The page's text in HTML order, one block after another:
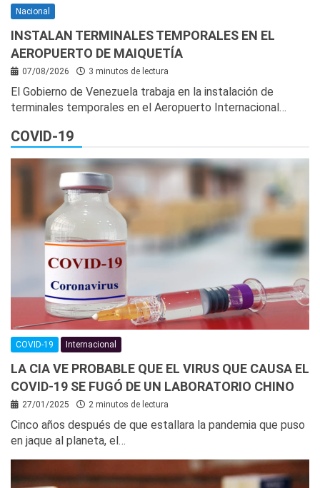
Nacional
INSTALAN TERMINALES TEMPORALES EN EL
AEROPUERTO DE MAIQUETÍA
07/08/2026 3 minutos de lectura
El Gobierno de Venezuela trabaja en la instalación de
terminales temporales en el Aeropuerto Internacional…
COVID-19
COVID-19 Internacional
LA CIA VE PROBABLE QUE EL VIRUS QUE CAUSA EL
COVID-19 SE FUGÓ DE UN LABORATORIO CHINO
27/01/2025 2 minutos de lectura
Cinco años después de que estallara la pandemia que puso
en jaque al planeta, el…